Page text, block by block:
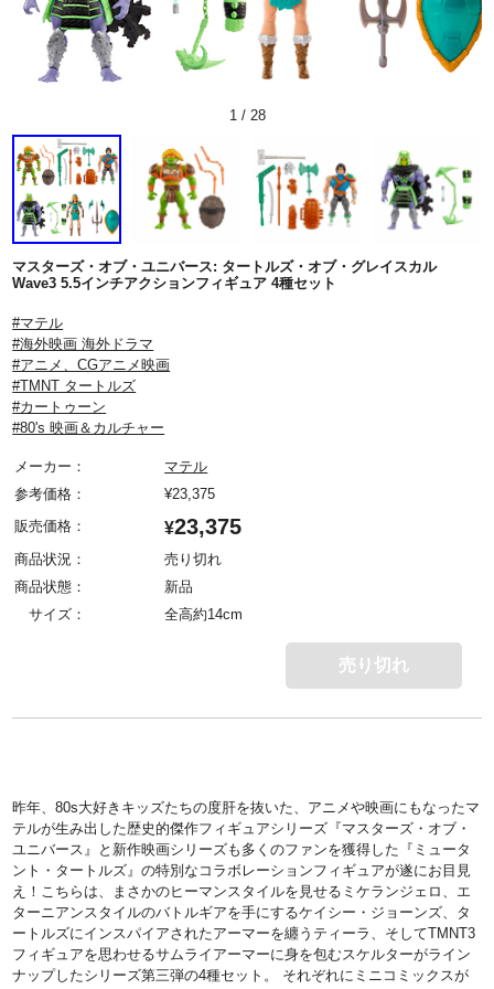
1 / 28
マスターズ・オブ・ユニバース: タートルズ・オブ・グレイスカル
Wave3 5.5インチアクションフィギュア 4種セット
#マテル
#海外映画 海外ドラマ
#アニメ、CGアニメ映画
#TMNT タートルズ
#カートゥーン
#80's 映画＆カルチャー
メーカー：
マテル
参考価格：
¥23,375
販売価格：
¥23,375
商品状況：
売り切れ
商品状態：
新品
サイズ：
全高約14cm
売り切れ
昨年、80s大好きキッズたちの度肝を抜いた、アニメや映画にもなったマ
テルが生み出した歴史的傑作フィギュアシリーズ『マスターズ・オブ・
ユニバース』と新作映画シリーズも多くのファンを獲得した『ミュータ
ント・タートルズ』の特別なコラボレーションフィギュアが遂にお目見
え！こちらは、まさかのヒーマンスタイルを見せるミケランジェロ、エ
ターニアンスタイルのバトルギアを手にするケイシー・ジョーンズ、タ
ートルズにインスパイアされたアーマーを纏うティーラ、そしてTMNT3
フィギュアを思わせるサムライアーマーに身を包むスケルターがライン
ナップしたシリーズ第三弾の4種セット。 それぞれにミニコミックスが